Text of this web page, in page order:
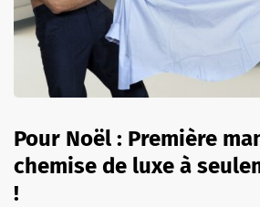
Pour Noël : Première
chemise de luxe à
!